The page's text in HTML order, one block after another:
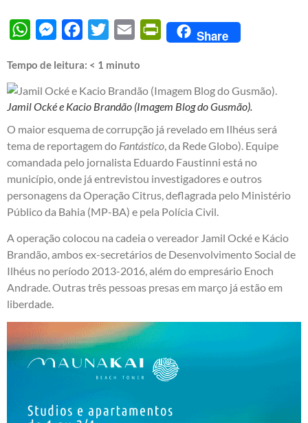
WhatsAppMessengerFacebook
Twitter Email PrintFriendly
Share
Tempo de leitura: < 1 minuto
Jamil Ocké e Kacio Brandão (Imagem Blog do Gusmão).
O maior esquema de corrupção já revelado em Ilhéus será
tema de reportagem do Fantástico , da Rede Globo). Equipe
comandada pelo jornalista Eduardo Faustinni está no
município, onde já entrevistou investigadores e outros
personagens da Operação Citrus , deflagrada pelo Ministério
Público da Bahia (MP-BA) e pela Polícia Civil.
A operação colocou na cadeia o vereador Jamil Ocké e Kácio
Brandão, ambos ex-secretários de Desenvolvimento Social de
Ilhéus no período 2013-2016, além do empresário Enoch
Andrade. Outras três pessoas presas em março já estão em
liberdade.